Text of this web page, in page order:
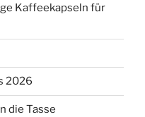
Kaffeekapseln für
2026
die Tasse